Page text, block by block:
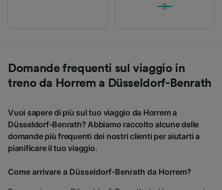
Domande frequenti sul viaggio in
treno da Horrem a Düsseldorf-Benrath
Vuoi sapere di più sul tuo viaggio da Horrem a
Düsseldorf-Benrath? Abbiamo raccolto alcune delle
domande più frequenti dei nostri clienti per aiutarti a
pianificare il tuo viaggio.
Come arrivare a Düsseldorf-Benrath da Horrem?